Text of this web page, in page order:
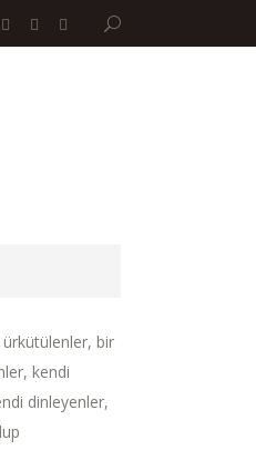
bir
kendi
dinleyenler,